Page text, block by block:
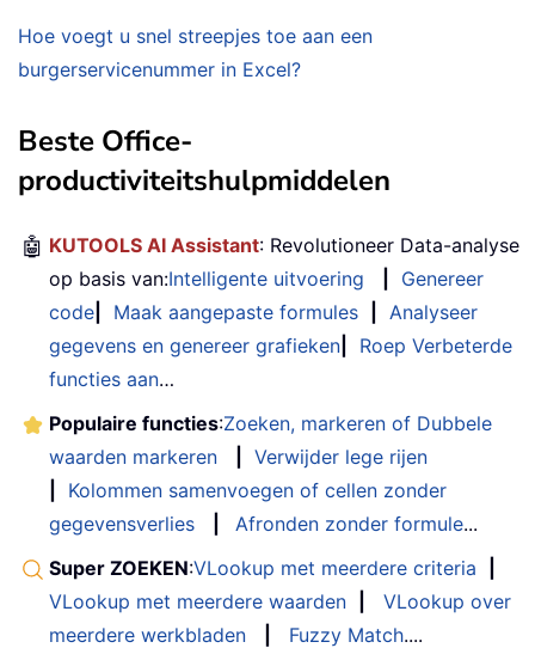
Hoe voegt u snel streepjes toe aan een
burgerservicenummer in Excel?
Beste Office-
productiviteitshulpmiddelen
🤖 KUTOOLS AI Assistant: Revolutioneer Data-analyse
op basis van:Intelligente uitvoering
Genereer
code
Maak aangepaste formules
Analyseer
gegevens en genereer grafieken
Roep Verbeterde
functies aan…
Populaire functies:Zoeken, markeren of Dubbele
waarden markeren
Verwijder lege rijen
Kolommen samenvoegen of cellen zonder
gegevensverlies
Afronden zonder formule...
Super ZOEKEN:VLookup met meerdere criteria
VLookup met meerdere waarden
VLookup over
meerdere werkbladen
Fuzzy Match....